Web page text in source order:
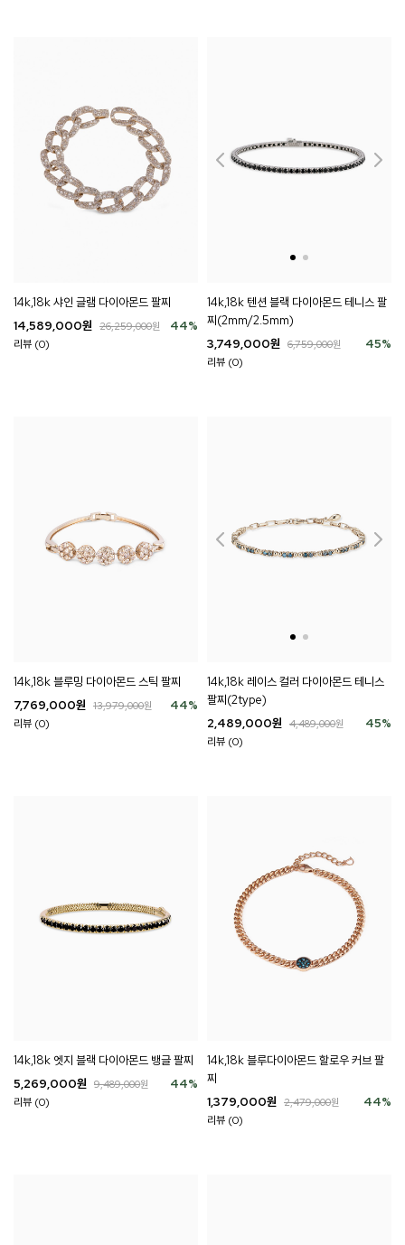
14k,18k 샤인 글램 다이아몬드 팔찌
44%
14,589,000원 26,259,000원
리뷰 (0)
14k,18k 텐션 블랙 다이아몬드 테니스 팔
찌(2mm/2.5mm)
45%
3,749,000원 6,759,000원
리뷰 (0)
14k,18k 블루밍 다이아몬드 스틱 팔찌
44%
7,769,000원 13,979,000원
리뷰 (0)
14k,18k 레이스 컬러 다이아몬드 테니스
팔찌(2type)
45%
2,489,000원 4,489,000원
리뷰 (0)
14k,18k 엣지 블랙 다이아몬드 뱅글 팔찌
44%
5,269,000원 9,489,000원
리뷰 (0)
14k,18k 블루다이아몬드 할로우 커브 팔
찌
44%
1,379,000원 2,479,000원
리뷰 (0)